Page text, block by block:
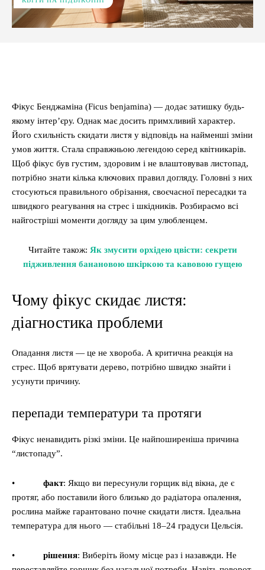
Фікус Бенджаміна (Ficus benjamina) — додає затишку будь-
якому інтер’єру. Однак має досить примхливий характер.
Його схильність скидати листя у відповідь на найменші зміни
умов життя. Стала справжньою легендою серед квітникарів.
Щоб фікус був густим, здоровим і не влаштовував листопад,
потрібно знати кілька ключових правил догляду. Головні з них
стосуються правильного обрізання, своєчасної пересадки та
швидкого реагування на стрес і шкідників. Розбираємо всі
найгостріші моменти догляду за цим улюбленцем.
Читайте також: Як змусити орхідею цвісти: секрети
підживлення банановою шкіркою та кавовою гущею
Чому фікус скидає листя:
діагностика проблеми
Опадання листя — це не хвороба. А критична реакція на
стрес. Щоб врятувати дерево, потрібно швидко знайти і
усунути причину.
перепади температури та протяги
Фікус ненавидить різкі зміни. Це найпоширеніша причина
“листопаду”.
• факт: Якщо ви пересунули горщик від вікна, де є
протяг, або поставили його близько до радіатора опалення,
рослина майже гарантовано почне скидати листя. Ідеальна
температура для нього — стабільні 18–24 градуси Цельсія.
• рішення: Виберіть йому місце раз і назавжди. Не